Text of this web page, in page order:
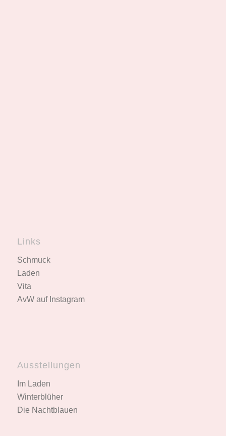
Links
Schmuck
Laden
Vita
AvW auf Instagram
Ausstellungen
Im Laden
Winterblüher
Die Nachtblauen